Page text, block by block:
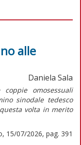
alle
Daniela Sala
omosessuali
sinodale tedesco
volta in merito
15/07/2026, pag. 391